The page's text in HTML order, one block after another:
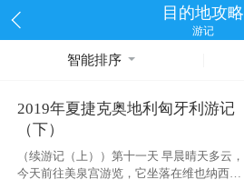
目的地攻略
游记
智能排序
2019年夏捷克奥地利匈牙利游记
（下）
（续游记（上））第十一天 早晨晴天多云，
今天前往美泉宫游览，它坐落在维也纳西南